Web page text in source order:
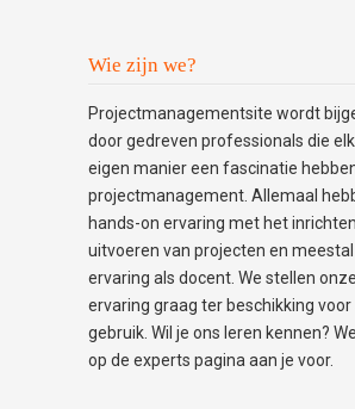
Wie zijn we?
Projectmanagementsite wordt
door gedreven professionals die
eigen manier een fascinatie
projectmanagement. Allemaal
hands-on ervaring met het
uitvoeren van projecten en
ervaring als docent. We stellen
ervaring graag ter beschikking
gebruik. Wil je ons leren kennen?
op de experts pagina aan je voor.